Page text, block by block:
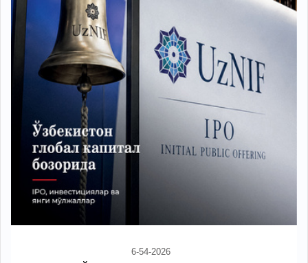
6-54-2026